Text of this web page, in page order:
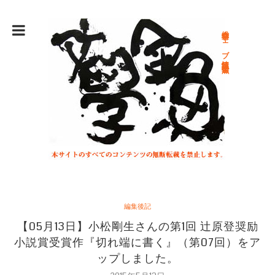
総合文学ウェブ情報誌 文学金魚
編集後記
【05月13日】小松剛生さんの第1回 辻原登奨励
小説賞受賞作『切れ端に書く』（第07回）をア
ップしました。